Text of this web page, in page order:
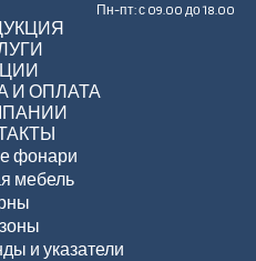
Пн-пт: с 09.00 до 18.00
И ОПЛАТА
фонари
мебель
и указатели